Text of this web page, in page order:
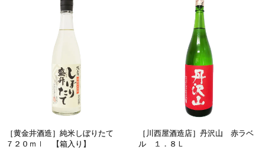
［黄金井酒造］純米しぼりたて
７２０ｍｌ 【箱入り】
［川西屋酒造店］丹沢山 赤ラベ
ル １．８Ｌ